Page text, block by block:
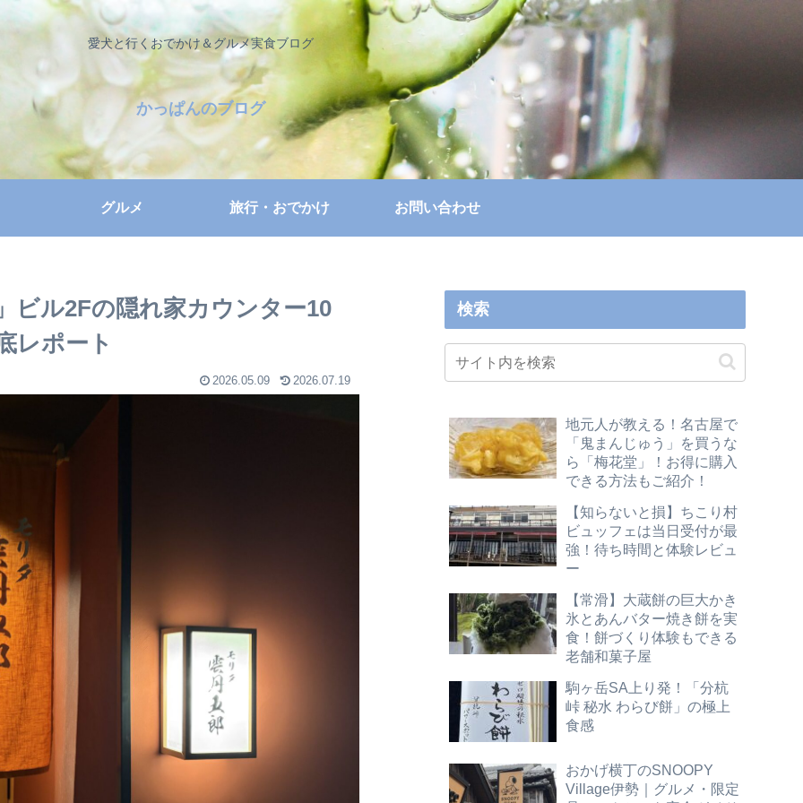
愛犬と行くおでかけ＆グルメ実食ブログ
かっぱんのブログ
グルメ 旅行・おでかけ お問い合わせ
ビル2Fの隠れ家カウンター10
レポート
2026.05.09 2026.07.19
検索
地元人が教える！名古屋で
「鬼まんじゅう」を買うな
ら「梅花堂」！お得に購入
できる方法もご紹介！
【知らないと損】ちこり村
ビュッフェは当日受付が最
強！待ち時間と体験レビュ
ー
【常滑】大蔵餅の巨大かき
氷とあんバター焼き餅を実
食！餅づくり体験もできる
老舗和菓子屋
駒ヶ岳SA上り発！「分杭
峠 秘水 わらび餅」の極上
食感
おかげ横丁のSNOOPY
Village伊勢｜グルメ・限定